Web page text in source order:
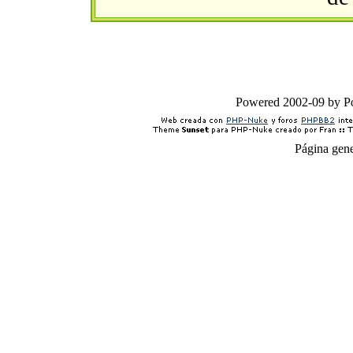
Powered 2002-09 by
Página